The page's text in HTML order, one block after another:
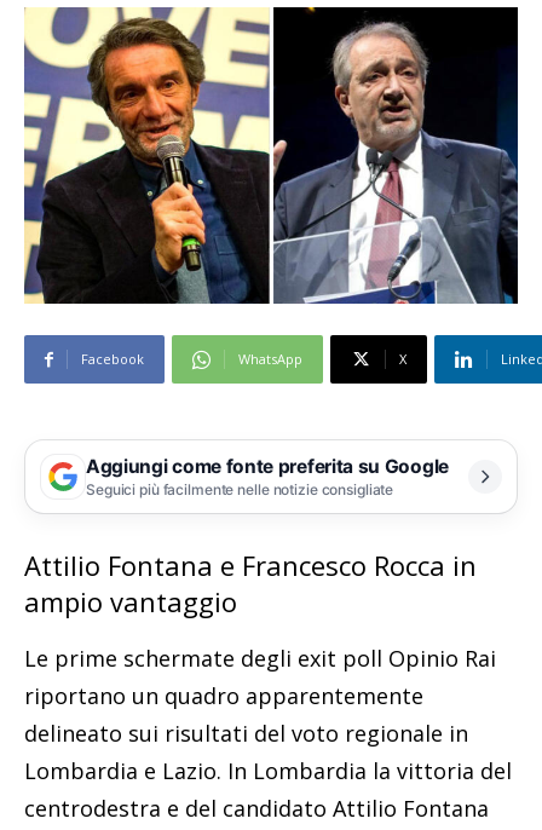
Facebook WhatsApp X
Aggiungi come fonte preferita su Google
Seguici più facilmente nelle notizie consigliate
Attilio Fontana e Francesco Rocca in
ampio vantaggio
Le prime schermate degli exit poll Opinio Rai
riportano un quadro apparentemente
delineato sui risultati del voto regionale in
Lombardia e Lazio. In Lombardia la vittoria del
centrodestra e del candidato Attilio Fontana